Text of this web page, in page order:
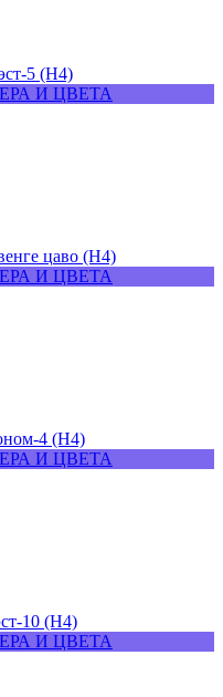
И ЦВЕТА
И ЦВЕТА
И ЦВЕТА
И ЦВЕТА